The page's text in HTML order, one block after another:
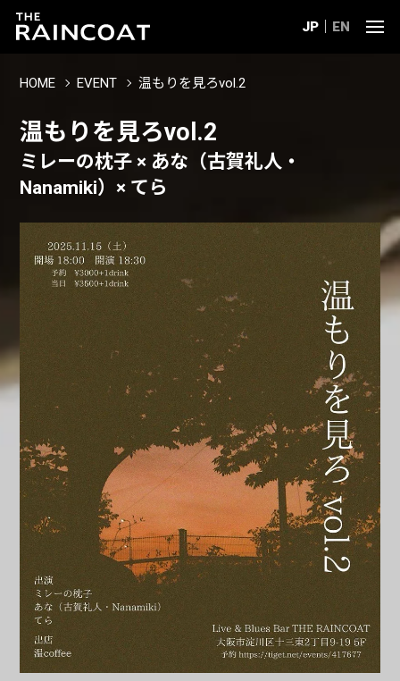
JP EN
HOME EVENT 温もりを見ろvol.2
温もりを見ろvol.2
ミレーの枕子 × あな（古賀礼人・
Nanamiki）× てら